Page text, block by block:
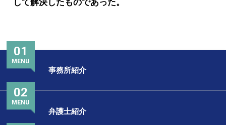
して解決したものであった。
事務所紹介
01
MENU
弁護士紹介
02
MENU